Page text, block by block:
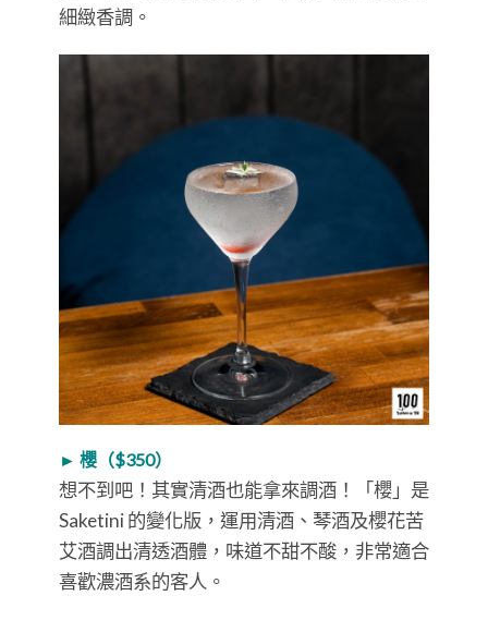
細緻香調。
► 櫻（$350）
想不到吧！其實清酒也能拿來調酒！「櫻」是
Saketini 的變化版，運用清酒、琴酒及櫻花苦
艾酒調出清透酒體，味道不甜不酸，非常適合
喜歡濃酒系的客人。